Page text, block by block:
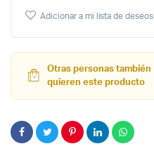
Adicionar a mi lista de deseos
Otras personas también
quieren este producto